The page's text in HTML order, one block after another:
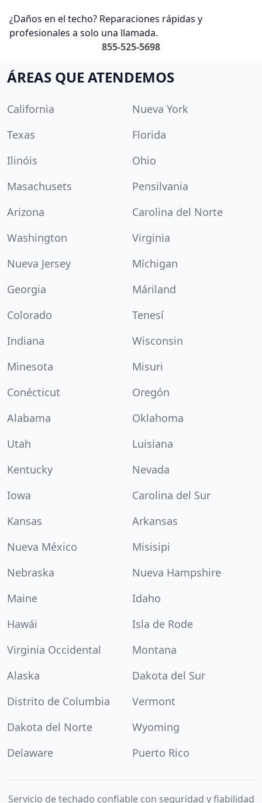
¿Daños en el techo? Reparaciones rápidas y
profesionales a solo una llamada.
855-525-5698
ÁREAS QUE ATENDEMOS
California
Nueva York
Texas
Florida
Ilinóis
Ohio
Masachusets
Pensilvania
Arizona
Carolina del Norte
Washington
Virginia
Nueva Jersey
Míchigan
Georgia
Máriland
Colorado
Tenesí
Indiana
Wisconsin
Minesota
Misuri
Conécticut
Oregón
Alabama
Oklahoma
Utah
Luisiana
Kentucky
Nevada
Iowa
Carolina del Sur
Kansas
Arkansas
Nueva México
Misisipi
Nebraska
Nueva Hampshire
Maine
Idaho
Hawái
Isla de Rode
Virginia Occidental
Montana
Alaska
Dakota del Sur
Distrito de Columbia
Vermont
Dakota del Norte
Wyoming
Delaware
Puerto Rico
Servicio de techado confiable con seguridad y fiabilidad